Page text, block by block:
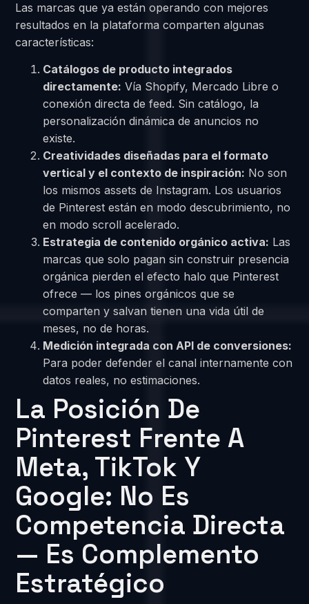
Las marcas que ya están operando con mejores
resultados en la plataforma comparten algunas
características:
Catálogos de producto integrados
directamente: Vía Shopify, Mercado Libre o
conexión directa de feed. Sin catálogo, la
personalización dinámica de anuncios no
existe.
Creatividades diseñadas para el formato
vertical y el contexto de inspiración: No son
los mismos assets de Instagram. Los usuarios
de Pinterest están en modo descubrimiento, no
en modo scroll acelerado.
Estrategia de contenido orgánico activa: Las
marcas que solo pagan sin construir presencia
orgánica pierden el efecto halo que Pinterest
ofrece — los pines orgánicos que se
comparten y salvan tienen una vida útil de
meses, no de horas.
Medición integrada con API de conversiones:
Para poder defender el canal internamente con
datos reales, no estimaciones.
La Posición De
Pinterest Frente A
Meta, TikTok Y
Google: No Es
Competencia Directa
— Es Complemento
Estratégico